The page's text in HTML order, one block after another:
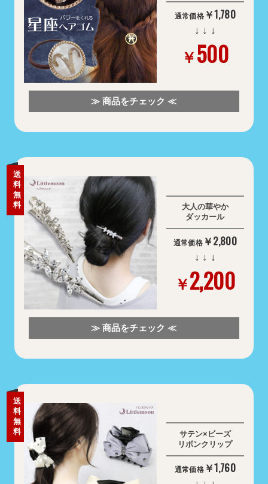
通常価格 ￥1,780
↓ ↓ ↓
￥500
≫ 商品をチェック ≪
送
料
無
料
大人の華やか
ダッカール
通常価格 ￥2,800
↓ ↓ ↓
￥2,200
≫ 商品をチェック ≪
送
料
無
料
サテン×ビーズ
リボンクリップ
通常価格 ￥1,760